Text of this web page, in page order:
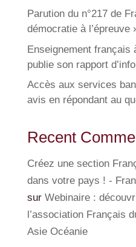
Parution du n°217 de
démocratie à l’épreuve
Enseignement français
publie son rapport
Accès aux services
avis en répondant au
Recent
Créez une section
dans votre pays ! -
sur Webinaire :
l’association Français
Asie Océanie